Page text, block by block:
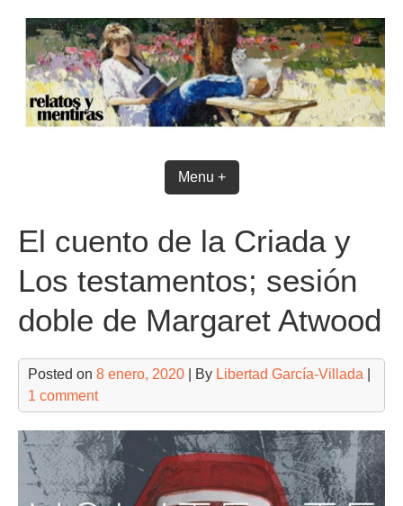
content
Menu +
El cuento de la Criada y
Los testamentos; sesión
doble de Margaret Atwood
Posted on 8 enero, 2020 | By Libertad García-Villada
1 comment